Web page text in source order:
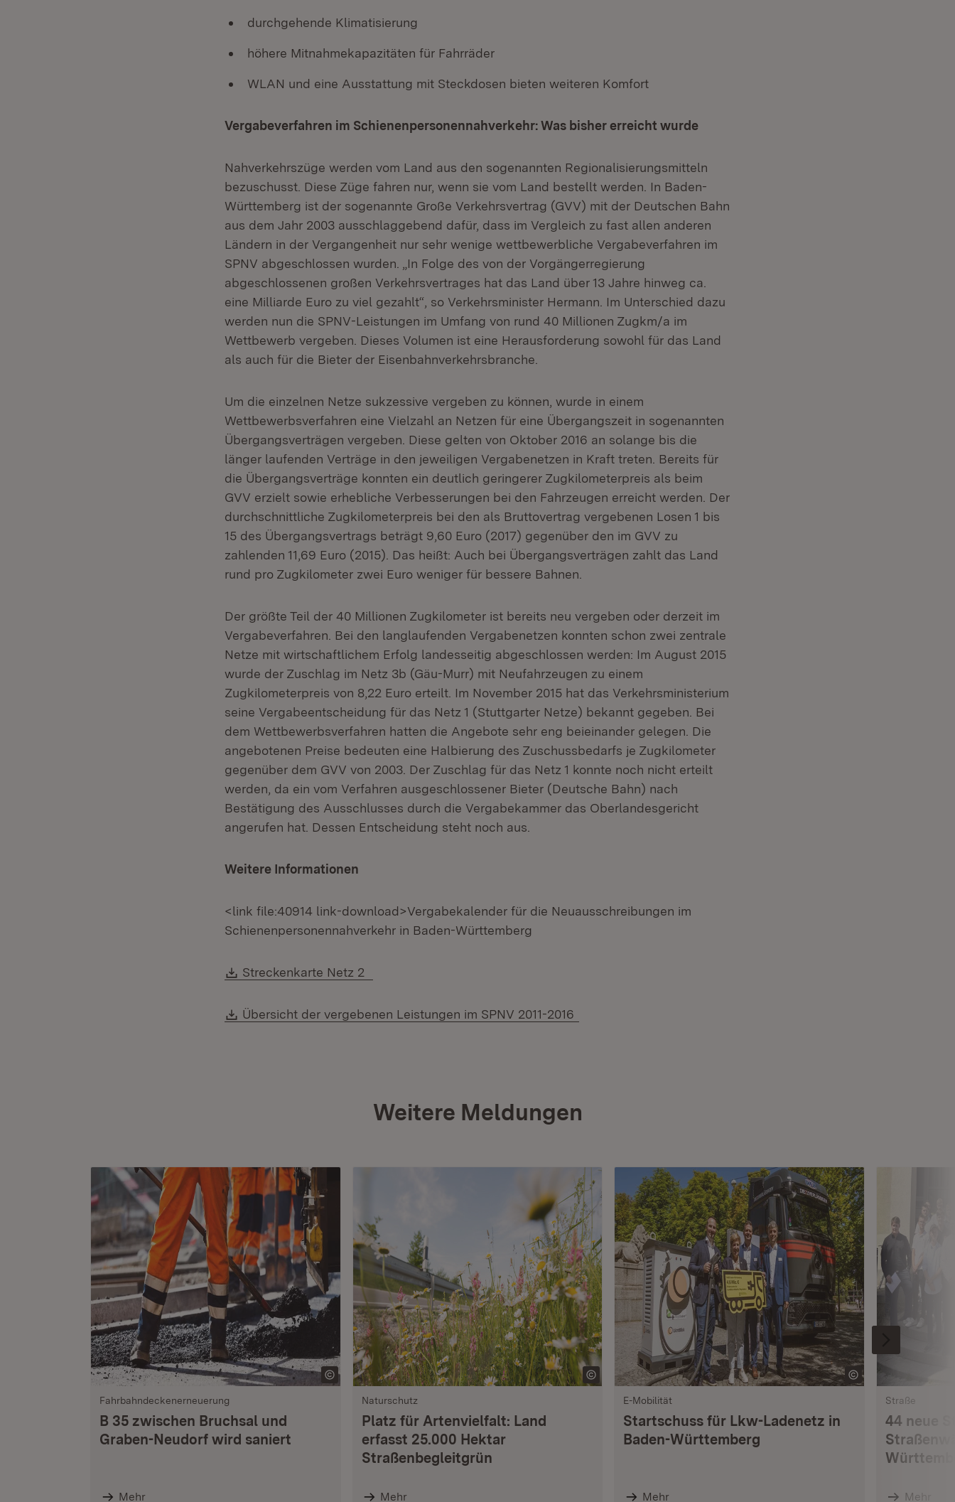
durchgehende Klimatisierung
höhere Mitnahmekapazitäten für Fahrräder
WLAN und eine Ausstattung mit Steckdosen bieten weiteren Komfort
Vergabeverfahren im Schienenpersonennahverkehr: Was bisher erreicht wurde
Nahverkehrszüge werden vom Land aus den sogenannten Regionalisierungsmitteln
bezuschusst. Diese Züge fahren nur, wenn sie vom Land bestellt werden. In Baden-
Württemberg ist der sogenannte Große Verkehrsvertrag (GVV) mit der Deutschen Bahn
aus dem Jahr 2003 ausschlaggebend dafür, dass im Vergleich zu fast allen anderen
Ländern in der Vergangenheit nur sehr wenige wettbewerbliche Vergabeverfahren im
SPNV abgeschlossen wurden. „In Folge des von der Vorgängerregierung
abgeschlossenen großen Verkehrsvertrages hat das Land über 13 Jahre hinweg ca.
eine Milliarde Euro zu viel gezahlt“, so Verkehrsminister Hermann. Im Unterschied dazu
werden nun die SPNV-Leistungen im Umfang von rund 40 Millionen Zugkm/a im
Wettbewerb vergeben. Dieses Volumen ist eine Herausforderung sowohl für das Land
als auch für die Bieter der Eisenbahnverkehrsbranche.
Um die einzelnen Netze sukzessive vergeben zu können, wurde in einem
Wettbewerbsverfahren eine Vielzahl an Netzen für eine Übergangszeit in sogenannten
Übergangsverträgen vergeben. Diese gelten von Oktober 2016 an solange bis die
länger laufenden Verträge in den jeweiligen Vergabenetzen in Kraft treten. Bereits für
die Übergangsverträge konnten ein deutlich geringerer Zugkilometerpreis als beim
GVV erzielt sowie erhebliche Verbesserungen bei den Fahrzeugen erreicht werden. Der
durchschnittliche Zugkilometerpreis bei den als Bruttovertrag vergebenen Losen 1 bis
15 des Übergangsvertrags beträgt 9,60 Euro (2017) gegenüber den im GVV zu
zahlenden 11,69 Euro (2015). Das heißt: Auch bei Übergangsverträgen zahlt das Land
rund pro Zugkilometer zwei Euro weniger für bessere Bahnen.
Der größte Teil der 40 Millionen Zugkilometer ist bereits neu vergeben oder derzeit im
Vergabeverfahren. Bei den langlaufenden Vergabenetzen konnten schon zwei zentrale
Netze mit wirtschaftlichem Erfolg landesseitig abgeschlossen werden: Im August 2015
wurde der Zuschlag im Netz 3b (Gäu-Murr) mit Neufahrzeugen zu einem
Zugkilometerpreis von 8,22 Euro erteilt. Im November 2015 hat das Verkehrsministerium
seine Vergabeentscheidung für das Netz 1 (Stuttgarter Netze) bekannt gegeben. Bei
dem Wettbewerbsverfahren hatten die Angebote sehr eng beieinander gelegen. Die
angebotenen Preise bedeuten eine Halbierung des Zuschussbedarfs je Zugkilometer
gegenüber dem GVV von 2003. Der Zuschlag für das Netz 1 konnte noch nicht erteilt
werden, da ein vom Verfahren ausgeschlossener Bieter (Deutsche Bahn) nach
Bestätigung des Ausschlusses durch die Vergabekammer das Oberlandesgericht
angerufen hat. Dessen Entscheidung steht noch aus.
Weitere Informationen
<link file:40914 link-download>Vergabekalender für die Neuausschreibungen im
Schienenpersonennahverkehr in Baden-Württemberg
Download:
Streckenkarte Netz 2
Download:
Übersicht der vergebenen Leistungen im SPNV 2011-2016
Weitere Meldungen
Fahrbahndeckenerneuerung
B 35 zwischen Bruchsal und
Graben-Neudorf wird saniert
Mehr
Naturschutz
Platz für Artenvielfalt: Land
erfasst 25.000 Hektar
Straßenbegleitgrün
Mehr
E-Mobilität
Startschuss für Lkw-Ladenetz in
Baden-Württemberg
Mehr
Straße
44 neue
Mehr